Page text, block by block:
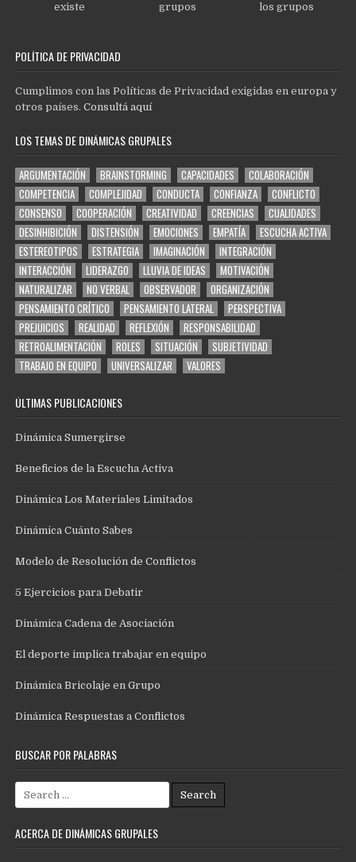
existe
grupos
los grupos
POLÍTICA DE PRIVACIDAD
Cumplimos con las Políticas de Privacidad exigidas en europa y
otros países.Consultá aquí
LOS TEMAS DE DINÁMICAS GRUPALES
ARGUMENTACIÓN BRAINSTORMING CAPACIDADES
COLABORACIÓN
COMPETENCIA
COMPLEJIDAD CONDUCTA CONFIANZA
CONFLICTO
CONSENSO
COOPERACIÓN CREATIVIDAD CREENCIAS
CUALIDADES
DESINHIBICIÓN
DISTENSIÓN EMOCIONES EMPATÍA
ESCUCHA ACTIVA
ESTEREOTIPOS
ESTRATEGIA IMAGINACIÓN
INTEGRACIÓN
INTERACCIÓN
LIDERAZGO LLUVIA DE IDEAS
MOTIVACIÓN
NATURALIZAR
NO VERBAL OBSERVADOR
ORGANIZACIÓN
PENSAMIENTO CRÍTICO
PENSAMIENTO LATERAL
PERSPECTIVA
PREJUICIOS
REALIDAD REFLEXIÓN
RESPONSABILIDAD
RETROALIMENTACIÓN
ROLES SITUACIÓN
SUBJETIVIDAD
TRABAJO EN EQUIPO
UNIVERSALIZAR VALORES
ÚLTIMAS PUBLICACIONES
Dinámica Sumergirse
Beneficios de la Escucha Activa
Dinámica Los Materiales Limitados
Dinámica Cuánto Sabes
Modelo de Resolución de Conflictos
5 Ejercicios para Debatir
Dinámica Cadena de Asociación
El deporte implica trabajar en equipo
Dinámica Bricolaje en Grupo
Dinámica Respuestas a Conflictos
BUSCAR POR PALABRAS
for:
ACERCA DE DINÁMICAS GRUPALES